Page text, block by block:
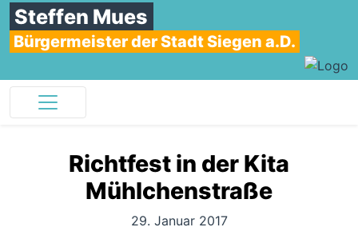
Steffen Mues
Bürgermeister der Stadt Siegen a.D.
Richtfest in der Kita
Mühlchenstraße
29. Januar 2017